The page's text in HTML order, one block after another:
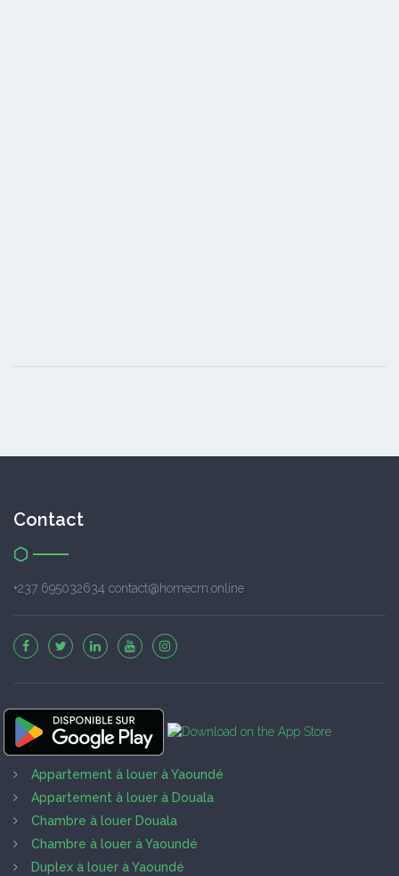
Contact
+237 695032634 contact@homecm.online
Appartement à louer à Yaoundé
Appartement à louer à Douala
Chambre à louer Douala
Chambre à louer à Yaoundé
Duplex à louer à Yaoundé